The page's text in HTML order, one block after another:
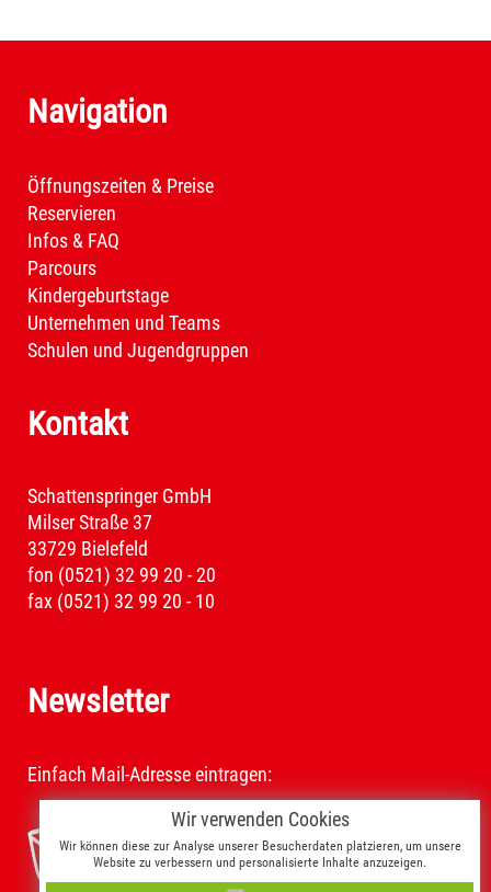
Navigation
Öffnungszeiten & Preise
Reservieren
Infos & FAQ
Parcours
Kindergeburtstage
Unternehmen und Teams
Schulen und Jugendgruppen
Kontakt
Schattenspringer GmbH
Milser Straße 37
33729 Bielefeld
fon (0521) 32 99 20 - 20
fax (0521) 32 99 20 - 10
Newsletter
Einfach Mail-Adresse eintragen:
Wir verwenden Cookies
Wir können diese zur Analyse unserer Besucherdaten platzieren, um unsere
Website zu verbessern und personalisierte Inhalte anzuzeigen.